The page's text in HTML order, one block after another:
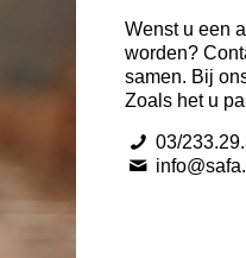
Wenst u een
worden?
samen. Bij
Zoals het u
03/